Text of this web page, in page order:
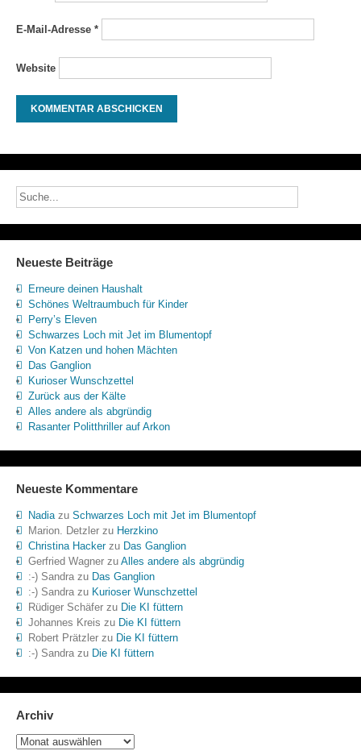
E-Mail-Adresse *
Website
Neueste Beiträge
Erneure deinen Haushalt
Schönes Weltraumbuch für Kinder
Perry’s Eleven
Schwarzes Loch mit Jet im Blumentopf
Von Katzen und hohen Mächten
Das Ganglion
Kurioser Wunschzettel
Zurück aus der Kälte
Alles andere als abgründig
Rasanter Politthriller auf Arkon
Neueste Kommentare
Nadiazu Schwarzes Loch mit Jet im Blumentopf
Marion. Detzlerzu Herzkino
Christina Hackerzu Das Ganglion
Gerfried Wagnerzu Alles andere als abgründig
:-) Sandrazu Das Ganglion
:-) Sandrazu Kurioser Wunschzettel
Rüdiger Schäferzu Die KI füttern
Johannes Kreis zu Die KI füttern
Robert Prätzlerzu Die KI füttern
:-) Sandrazu Die KI füttern
Archiv
Archiv